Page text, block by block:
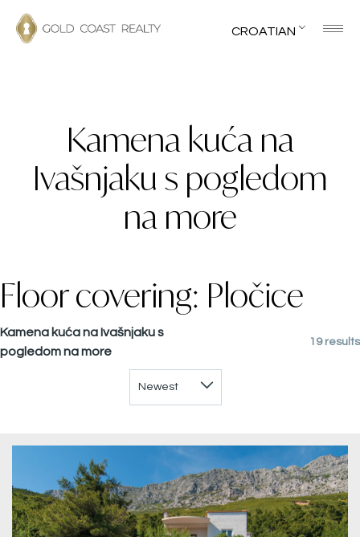
CROATIAN
Kamena kuća na
Ivašnjaku s pogledom
na more
Floor covering: Pločice
Kamena kuća na Ivašnjaku s
pogledom na more
19 results